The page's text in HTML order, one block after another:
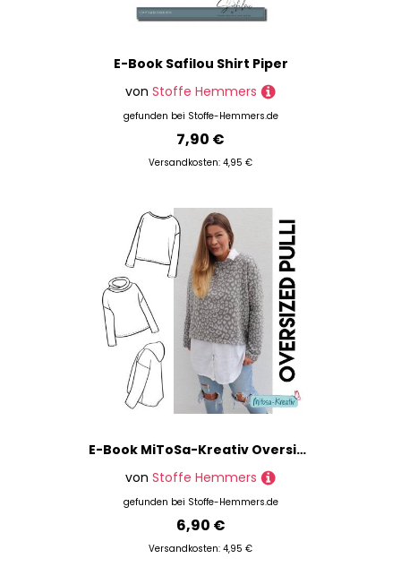
E-Book Safilou Shirt Piper
von Stoffe Hemmers
gefunden bei Stoffe-Hemmers.de
7,90 €
Versandkosten: 4,95 €
E-Book MiToSa-Kreativ Oversized Pulli Damen
von Stoffe Hemmers
gefunden bei Stoffe-Hemmers.de
6,90 €
Versandkosten: 4,95 €